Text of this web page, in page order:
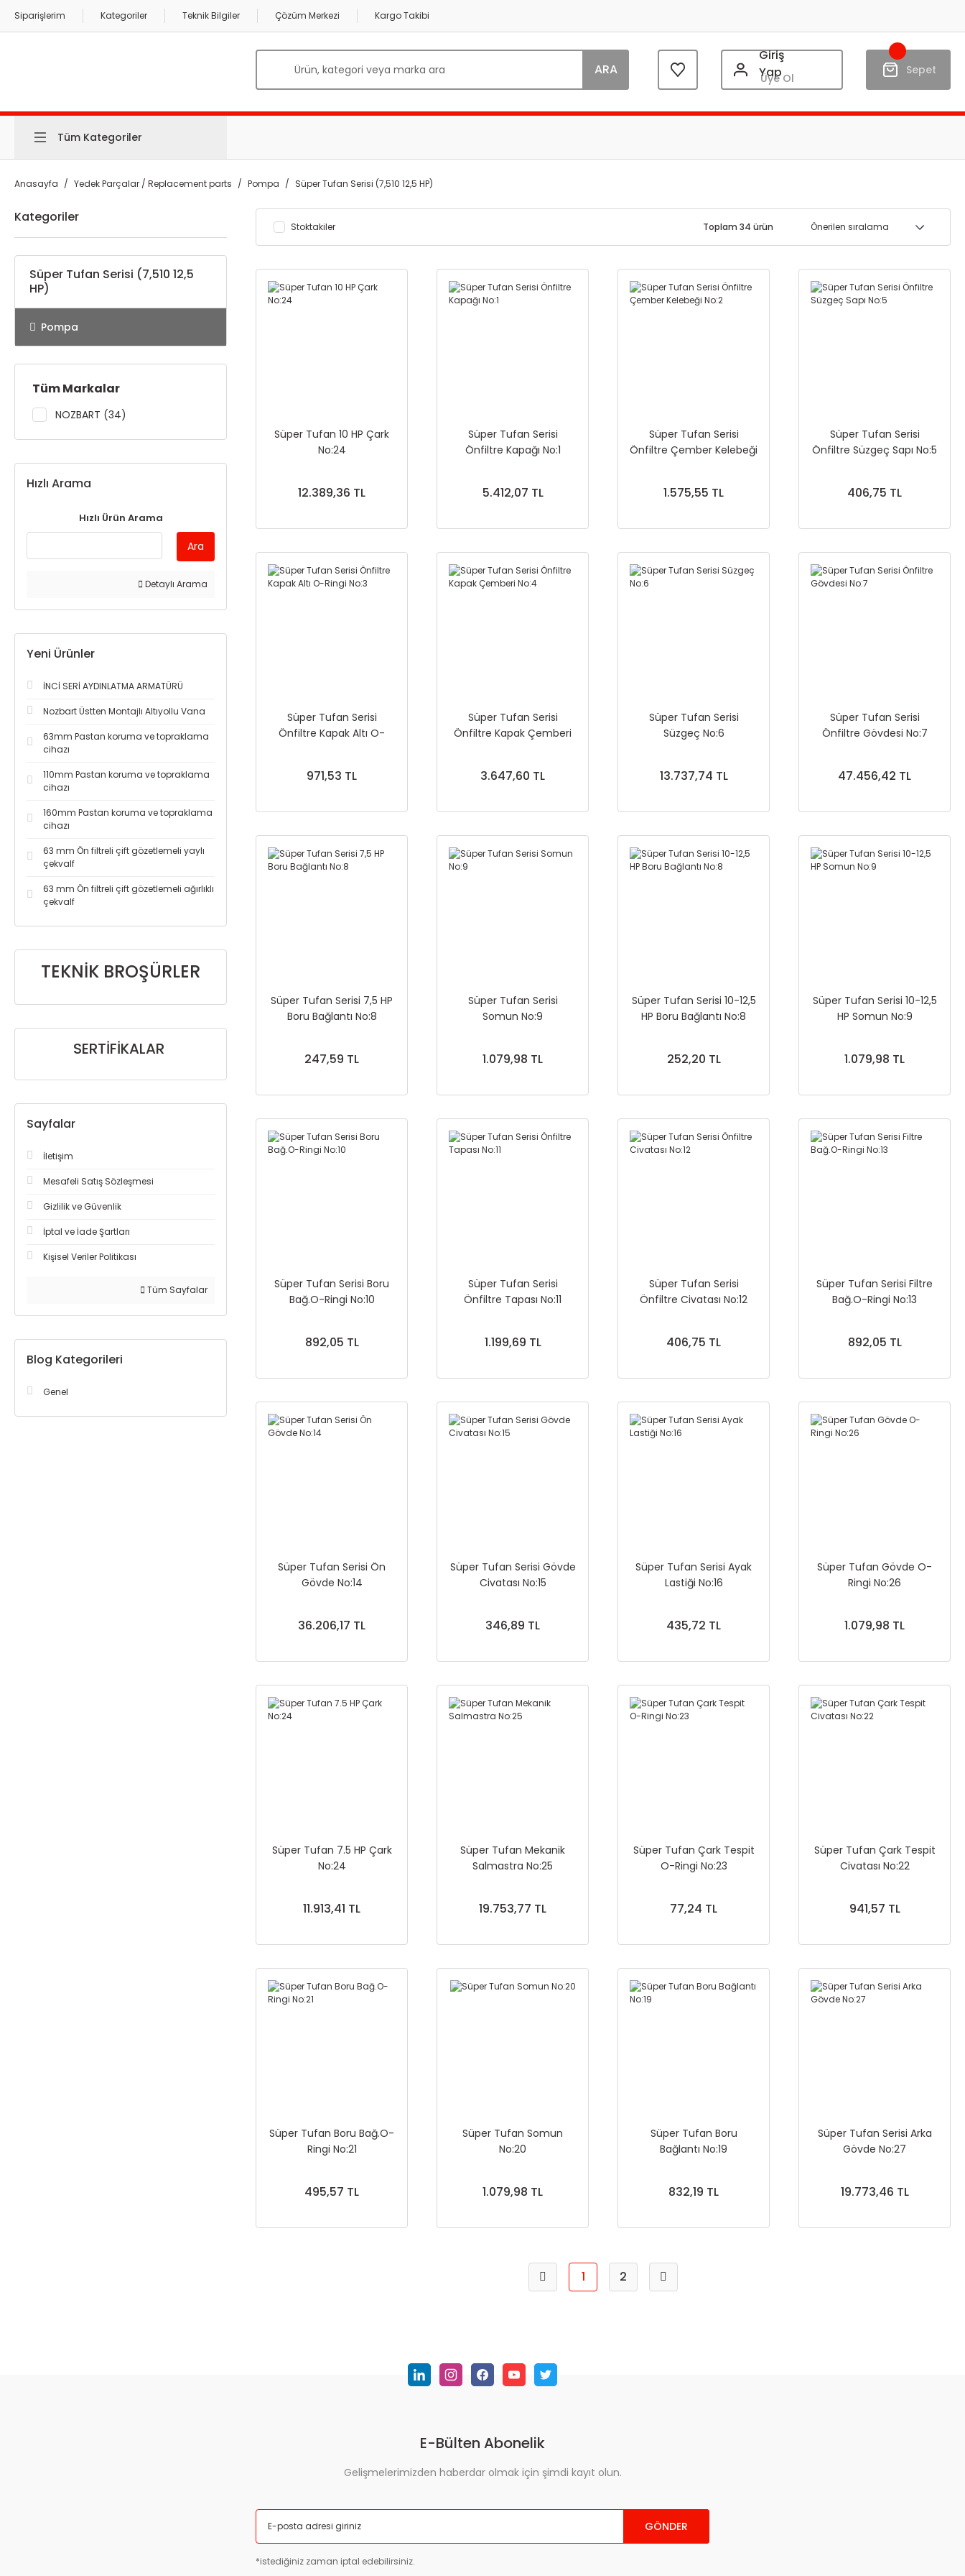
Siparişlerim Kategoriler Teknik Bilgiler Çözüm Merkezi Kargo Takibi
ARA
Giriş
Yap
Üye Ol
Sepet
Tüm Kategoriler
Anasayfa Yedek Parçalar / Replacement parts Pompa Süper Tufan Serisi (7,510 12,5 HP)
Kategoriler
Süper Tufan Serisi (7,510 12,5
HP)
Pompa
Tüm Markalar
NOZBART (34)
Hızlı Arama
Hızlı Ürün Arama
Ara
Detaylı Arama
Yeni Ürünler
İNCİ SERİ AYDINLATMA ARMATÜRÜ
Nozbart Üstten Montajlı Altıyollu Vana
63mm Pastan koruma ve topraklama
cihazı
110mm Pastan koruma ve topraklama
cihazı
160mm Pastan koruma ve topraklama
cihazı
63 mm Ön filtreli çift gözetlemeli yaylı
çekvalf
63 mm Ön filtreli çift gözetlemeli ağırlıklı
çekvalf
TEKNİK BROŞÜRLER
SERTİFİKALAR
Sayfalar
İletişim
Mesafeli Satış Sözleşmesi
Gizlilik ve Güvenlik
İptal ve İade Şartları
Kişisel Veriler Politikası
Tüm Sayfalar
Blog Kategorileri
Genel
Stoktakiler Toplam 34 ürün
Süper Tufan 10 HP Çark
No:24
12.389,36 TL
Süper Tufan Serisi
Önfiltre Kapağı No:1
5.412,07 TL
Süper Tufan Serisi
Önfiltre Çember Kelebeği
1.575,55 TL
Süper Tufan Serisi
Önfiltre Süzgeç Sapı No:5
406,75 TL
Süper Tufan Serisi
Önfiltre Kapak Altı O-
971,53 TL
Süper Tufan Serisi
Önfiltre Kapak Çemberi
3.647,60 TL
Süper Tufan Serisi
Süzgeç No:6
13.737,74 TL
Süper Tufan Serisi
Önfiltre Gövdesi No:7
47.456,42 TL
Süper Tufan Serisi 7,5 HP
Boru Bağlantı No:8
247,59 TL
Süper Tufan Serisi
Somun No:9
1.079,98 TL
Süper Tufan Serisi 10-12,5
HP Boru Bağlantı No:8
252,20 TL
Süper Tufan Serisi 10-12,5
HP Somun No:9
1.079,98 TL
Süper Tufan Serisi Boru
Bağ.O-Ringi No:10
892,05 TL
Süper Tufan Serisi
Önfiltre Tapası No:11
1.199,69 TL
Süper Tufan Serisi
Önfiltre Civatası No:12
406,75 TL
Süper Tufan Serisi Filtre
Bağ.O-Ringi No:13
892,05 TL
Süper Tufan Serisi Ön
Gövde No:14
36.206,17 TL
Süper Tufan Serisi Gövde
Civatası No:15
346,89 TL
Süper Tufan Serisi Ayak
Lastiği No:16
435,72 TL
Süper Tufan Gövde O-
Ringi No:26
1.079,98 TL
Süper Tufan 7.5 HP Çark
No:24
11.913,41 TL
Süper Tufan Mekanik
Salmastra No:25
19.753,77 TL
Süper Tufan Çark Tespit
O-Ringi No:23
77,24 TL
Süper Tufan Çark Tespit
Civatası No:22
941,57 TL
Süper Tufan Boru Bağ.O-
Ringi No:21
495,57 TL
Süper Tufan Somun
No:20
1.079,98 TL
Süper Tufan Boru
Bağlantı No:19
832,19 TL
Süper Tufan Serisi Arka
Gövde No:27
19.773,46 TL
1 2
E-Bülten Abonelik
Gelişmelerimizden haberdar olmak için şimdi kayıt olun.
GÖNDER
*istediğiniz zaman iptal edebilirsiniz.